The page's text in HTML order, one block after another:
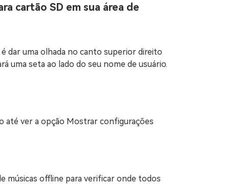
cartão SD em sua área de
é dar uma olhada no canto superior direito
uma seta ao lado do seu nome de usuário.
até ver a opção Mostrar configurações
músicas offline para verificar onde todos